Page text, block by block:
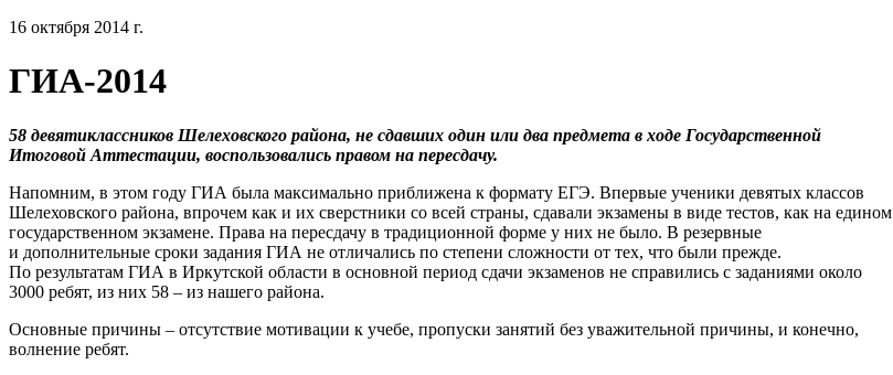
16 октября 2014 г.
ГИА-2014
58 девятиклассников Шелеховского района, не сдавших один или два предмета в ходе Государственной
Итоговой Аттестации, воспользовались правом на пересдачу.
Напомним, в этом году ГИА была максимально приближена к формату ЕГЭ. Впервые ученики девятых классов
Шелеховского района, впрочем как и их сверстники со всей страны, сдавали экзамены в виде тестов, как на едином
государственном экзамене. Права на пересдачу в традиционной форме у них не было. В резервные
и дополнительные сроки задания ГИА не отличались по степени сложности от тех, что были прежде.
По результатам ГИА в Иркутской области в основной период сдачи экзаменов не справились с заданиями около
3000 ребят, из них 58 – из нашего района.
Основные причины – отсутствие мотивации к учебе, пропуски занятий без уважительной причины, и конечно,
волнение ребят.